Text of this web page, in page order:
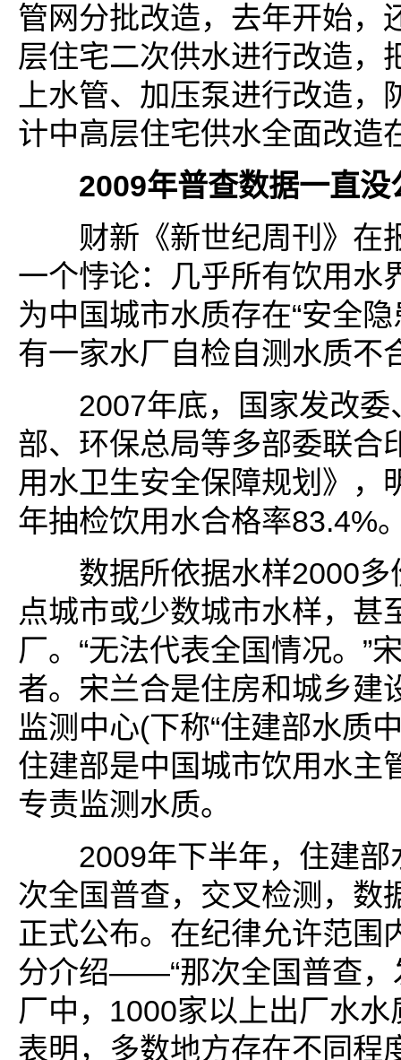
管网分批改造，去年开始，
层住宅二次供水进行改造，
上水管、加压泵进行改造
计中高层住宅供水全面改造
2009年普查数据一直没
财新《新世纪周刊》在
一个悖论：几乎所有饮用水
为中国城市水质存在“安全
有一家水厂自检自测水质不
2007年底，国家发改委
部、环保总局等多部委联合
用水卫生安全保障规划》，
年抽检饮用水合格率83.4%
数据所依据水样2000多
点城市或少数城市水样，甚
厂。“无法代表全国情况。”
者。宋兰合是住房和城乡建
监测中心(下称“住建部水质
住建部是中国城市饮用水主
专责监测水质。
2009年下半年，住建部
次全国普查，交叉检测，数
正式公布。在纪律允许范围
分介绍——“那次全国普查，
厂中，1000家以上出厂水
表明，多数地方存在不同程